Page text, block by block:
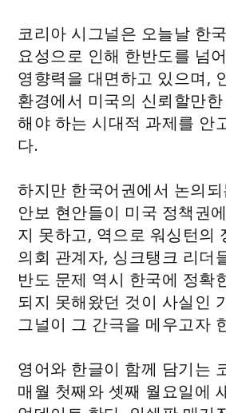
코리아 시그널은 오늘날 한
요성으로 인해 한반도를 넘
영향력을 대면하고 있으며,
환경에서 미국의 신뢰할만
해야 하는 시대적 과제를 안
다.
하지만 한국어권에서 논의
안보 현안들이 미국 정책권
지 못하고, 역으로 워싱턴의
의회 관계자, 싱크탱크 리더
반도 문제 역시 한국에 정확
되지 못해왔던 것이 사실인
그널이 그 간극을 메우고자
영어와 한글이 함께 담기는
매월 첫째와 셋째 월요일에